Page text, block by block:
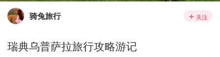
骑兔旅行 关注
瑞典乌普萨拉旅行攻略游记